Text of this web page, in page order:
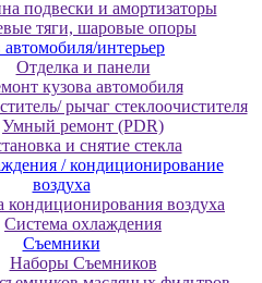
подвески и амортизаторы
тяги, шаровые опоры
автомобиля/интерьер
Отделка и панели
кузова автомобиля
рычаг стеклоочистителя
Умный ремонт (PDR)
и снятие стекла
/ кондиционирование
воздуха
кондиционирования воздуха
Система охлаждения
Съемники
Наборы Съемников